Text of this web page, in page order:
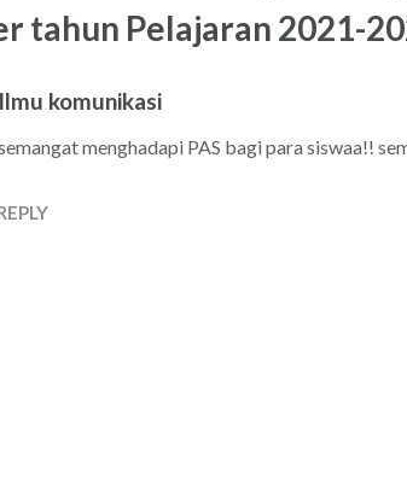
tahun Pelajaran 2021-
Ilmu komunikasi
menghadapi PAS bagi para siswaa!!